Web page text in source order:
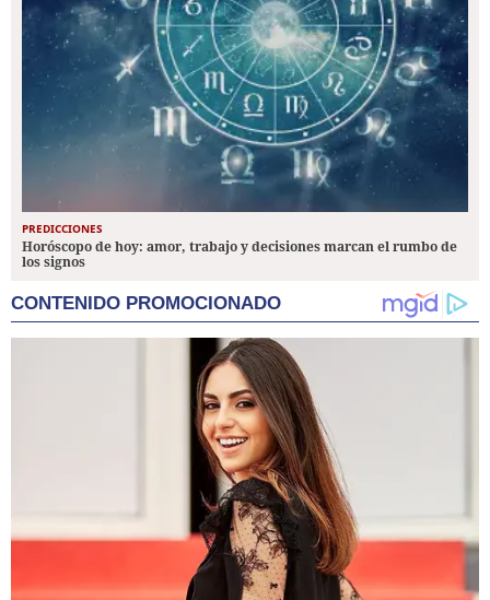
PREDICCIONES
Horóscopo de hoy: amor, trabajo y decisiones marcan el rumbo de
los signos
CONTENIDO PROMOCIONADO